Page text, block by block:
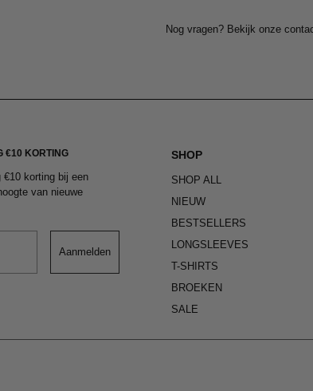
Nog vragen? Bekijk onze
€10 KORTING
€10 korting bij een
van nieuwe
Aanmelden
SHOP
SHOP ALL
NIEUW
BESTSELLERS
LONGSLEEVES
T-SHIRTS
BROEKEN
SALE